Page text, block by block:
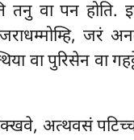
तनु वा पन
जरं
वा पुरिसेन वा
अत्थवसं पटिच्च